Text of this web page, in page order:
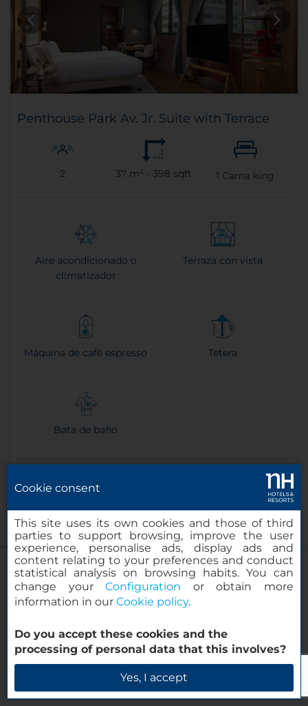
NH Collection New York Madison
Avenue
Verificar disponibilidad
Penthouse Park Av. Jr. Suite with Terrace
2 37 m² - 398 sqft 1 Cama king
Aire acondicionado o
climatizador
Terraza con vista
Máquina de café espresso Tetera
Bata de baño
Reserva ahora
Cookie consent
This site uses its own cookies and those of third
parties to support browsing, improve the user
experience, personalise ads, display ads and
content relating to your preferences and conduct
statistical analysis on browsing habits. You can
change yourConfiguration or obtain more
information in our Cookie policy.
Do you accept these cookies and the
processing of personal data that this involves?
Yes, I accept